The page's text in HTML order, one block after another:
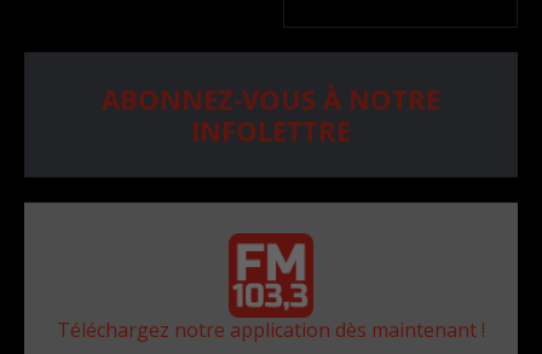
ABONNEZ-VOUS À NOTRE
INFOLETTRE
Téléchargez notre application dès maintenant !